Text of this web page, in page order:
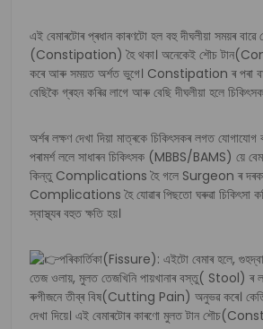
এই বেমাৰটোৰ প্ৰধান কাৰণটো হল বহু দীঘলীয়া সময়ৰ বাৱে
(Constipation) হৈ থকা। অনেকেই শৌচ
কৰে আৰু সময়ত অৰ্শত ভুগে। Constipation ৰ পৰা
বেছিকৈ গ্ৰহন কৰিৱ লাগে আৰু বেছি দীঘলীয়া হলে
অৰ্শৰ লক্ষণ দেখা দিয়া মাত্ৰকে চিকিৎসকৰ লগত যোগাযোগ
পৰামৰ্শ ললে সাধাৰন চিকিৎসক (MBBS/BAMS) য়ে
কিন্তু Complications হৈ গলে Surgeon ৰ
Complications হৈ যোৱাৰ পিছতো ঘৰুৱা চিকিৎসা
স্বাস্থ্যৰ বহুত ক্ষতি হয়।
পৰিকাৰ্তিকা(Fissure): এইটো বেমাৰ হলে,
তেজ ওলায়, মুলত তেজখিনি পায়খানাৰ বস্তু( Stool) ৰ
ৰুগীজনে তীব্ৰ বিষ(Cutting Pain) অনুভৱ কৰে।
দেখা দিয়ে। এই বেমাৰটোৰ কাৰণো মুলত টান